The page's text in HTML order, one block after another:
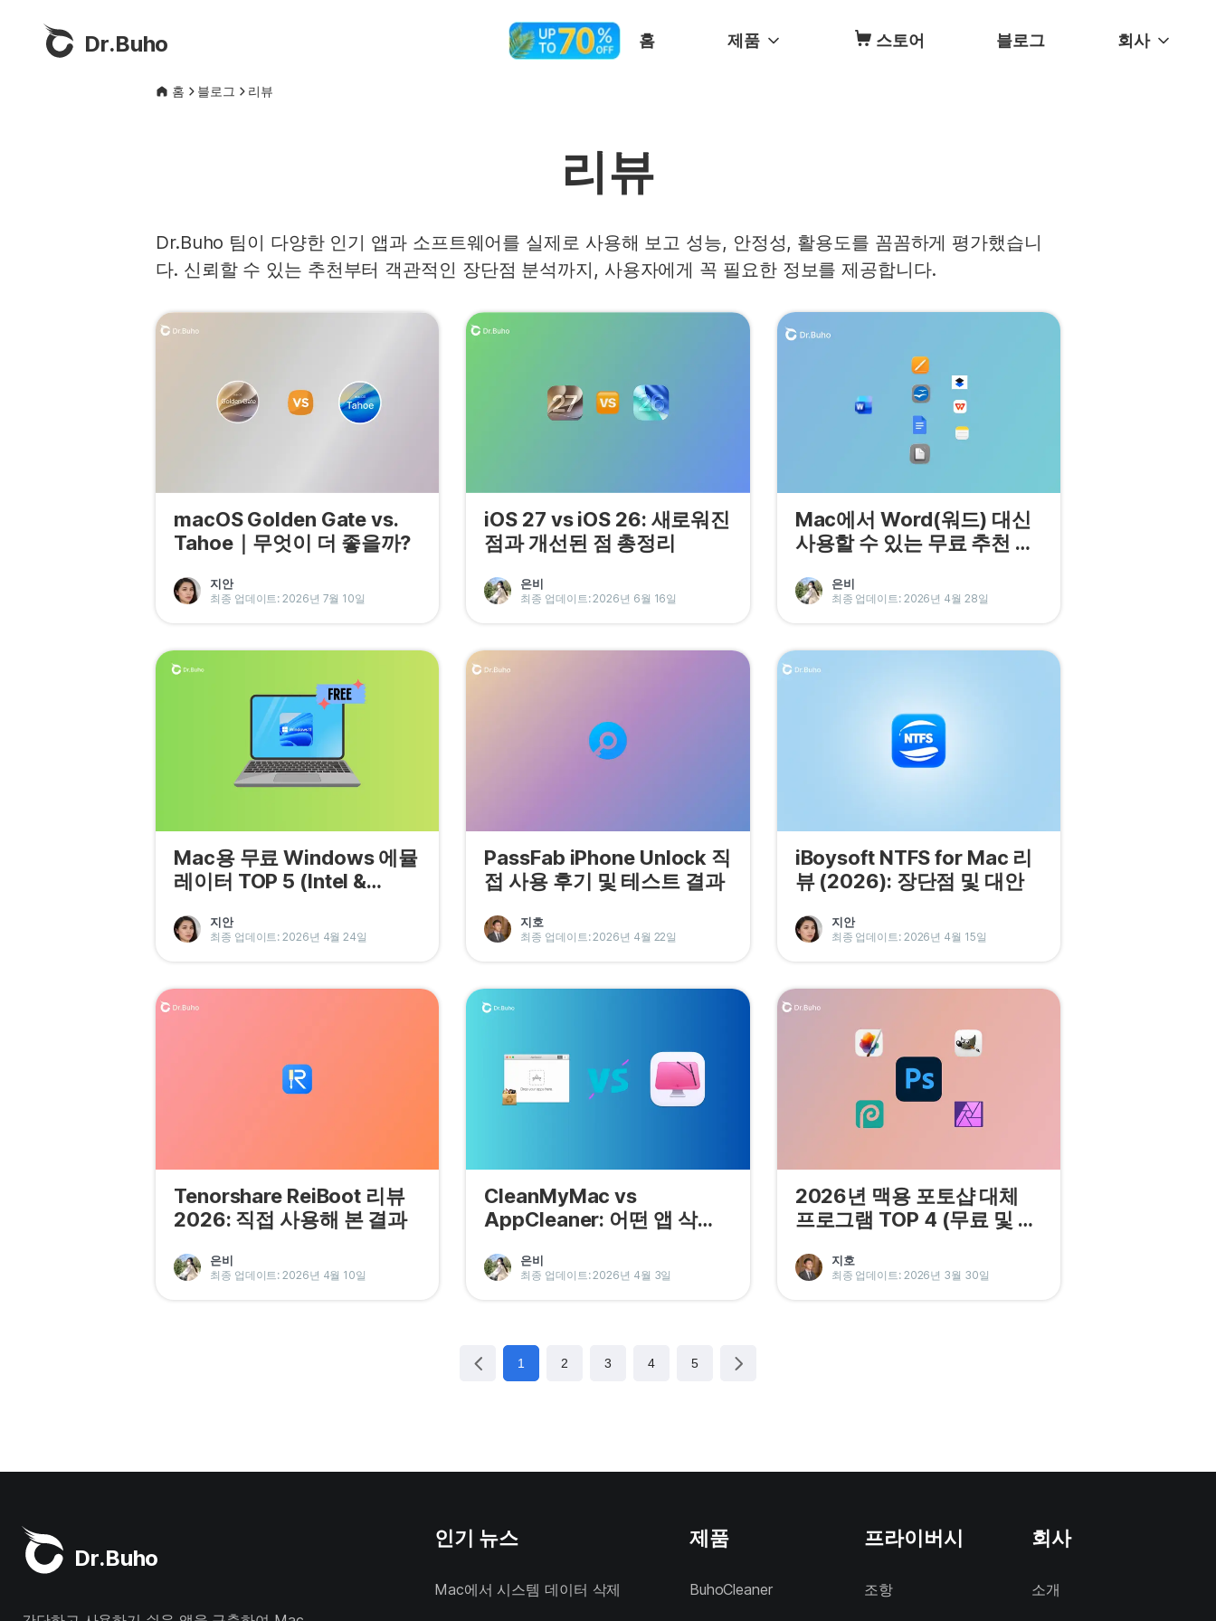
Dr.Buho 홈 제품 스토어 블로그 회사
홈 블로그 리뷰
리뷰
Dr.Buho 팀이 다양한 인기 앱과 소프트웨어를 실제로 사용해 보고 성능, 안정성, 활용도를 꼼꼼하게 평가했습니
다. 신뢰할 수 있는 추천부터 객관적인 장단점 분석까지, 사용자에게 꼭 필요한 정보를 제공합니다.
macOS Golden Gate vs.
Tahoe｜무엇이 더 좋을까?
지안
최종 업데이트: 2026년 7월 10일
iOS 27 vs iOS 26: 새로워진
점과 개선된 점 총정리
은비
최종 업데이트: 2026년 6월 16일
Mac에서 Word(워드) 대신
사용할 수 있는 무료 추천 소
은비
최종 업데이트: 2026년 4월 28일
Mac용 무료 Windows 에뮬
레이터 TOP 5 (Intel &
지안
최종 업데이트: 2026년 4월 24일
PassFab iPhone Unlock 직
접 사용 후기 및 테스트 결과
지호
최종 업데이트: 2026년 4월 22일
iBoysoft NTFS for Mac 리
뷰 (2026): 장단점 및 대안
지안
최종 업데이트: 2026년 4월 15일
Tenorshare ReiBoot 리뷰
2026: 직접 사용해 본 결과
은비
최종 업데이트: 2026년 4월 10일
CleanMyMac vs
AppCleaner: 어떤 앱 삭제
은비
최종 업데이트: 2026년 4월 3일
2026년 맥용 포토샵 대체
프로그램 TOP 4 (무료 및 유
지호
최종 업데이트: 2026년 3월 30일
1 2 3 4 5
Dr.Buho
인기 뉴스
Mac에서 시스템 데이터 삭제
제품
BuhoCleaner
프라이버시
조항
회사
소개